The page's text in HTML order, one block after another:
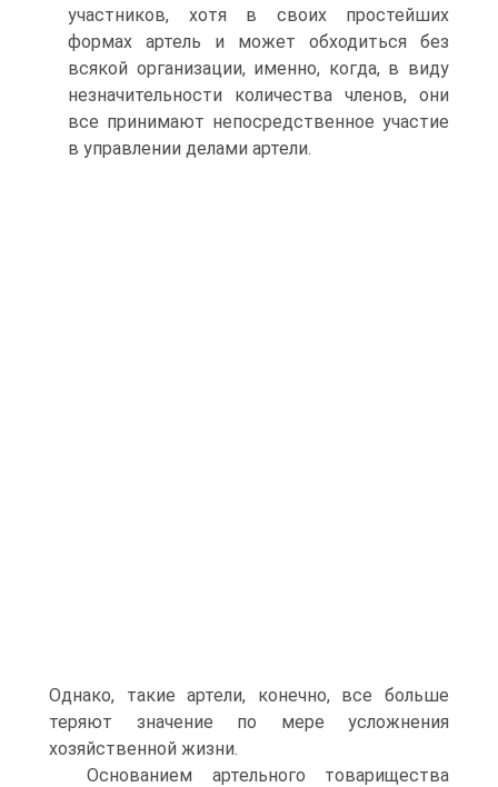
участников, хотя в своих простейших
формах артель и может обходиться без
всякой организации, именно, когда, в виду
незначительности количества членов, они
все принимают непосредственное участие
в управлении делами артели.
Однако, такие артели, конечно, все больше
теряют значение по мере усложнения
хозяйственной жизни.
Основанием артельного товарищества